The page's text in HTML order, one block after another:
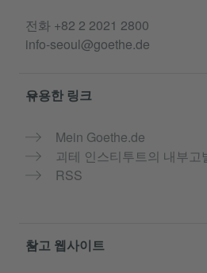
전화 +82 2 2021 2800
info-seoul@goethe.de
유용한 링크
Mein Goethe.de
괴테 인스티투트의 내부고
RSS
참고 웹사이트